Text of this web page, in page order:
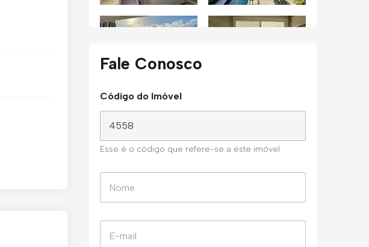
Fale Conosco
Código do Imóvel
Esse é o código que refere-se a este imóvel